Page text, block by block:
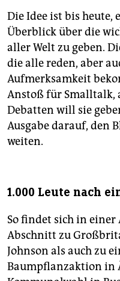
Die Idee ist bis heute,
Überblick über die
aller Welt zu geben.
die alle reden, aber
Aufmerksamkeit
Anstoß für Smalltalk,
Debatten will sie
Ausgabe darauf, den
weiten.
1.000 Leute nach
So findet sich in einer
Abschnitt zu
Johnson als auch zu
Baumpflanzaktion in